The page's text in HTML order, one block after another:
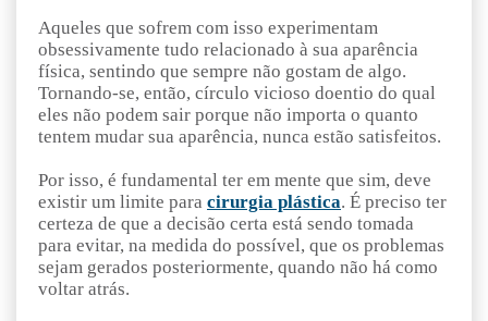
Aqueles que sofrem com isso experimentam
obsessivamente tudo relacionado à sua aparência
física, sentindo que sempre não gostam de algo.
Tornando-se, então, círculo vicioso doentio do qual
eles não podem sair porque não importa o quanto
tentem mudar sua aparência, nunca estão satisfeitos.
Por isso, é fundamental ter em mente que sim, deve
existir um limite para cirurgia plástica. É preciso ter
certeza de que a decisão certa está sendo tomada
para evitar, na medida do possível, que os problemas
sejam gerados posteriormente, quando não há como
voltar atrás.